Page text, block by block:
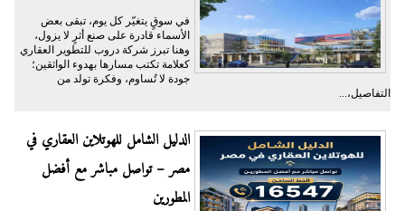
في سوقٍ يتغيّر كل يوم، تبقى بعض
الأسماء قادرة على صنع أثرٍ لا يزول،
وهنا تبرز شركة دروب للتطوير العقاري
كعلامة تكتب مسارها بهدوء الواثقين؛
جودة لا تُساوم، وفكرة تولد من
التفاصيل،...
الدليل الشامل للهوتلاين العقاري في
مصر – تواصل مباشر مع أفضل
المطورين